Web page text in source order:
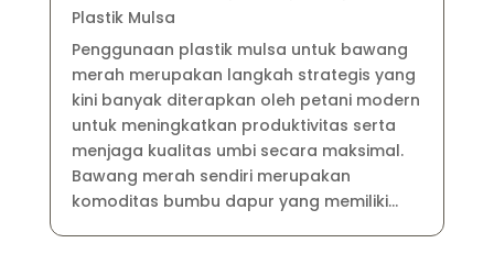
Plastik Mulsa
Penggunaan plastik mulsa untuk bawang
merah merupakan langkah strategis yang
kini banyak diterapkan oleh petani modern
untuk meningkatkan produktivitas serta
menjaga kualitas umbi secara maksimal.
Bawang merah sendiri merupakan
komoditas bumbu dapur yang memiliki...